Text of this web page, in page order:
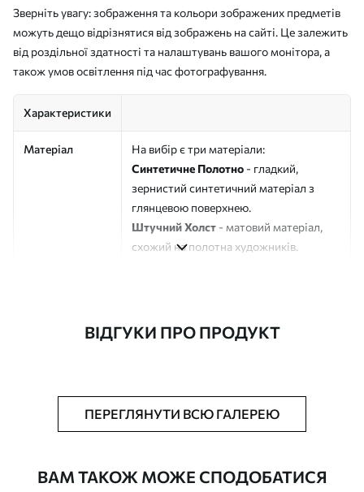
Зверніть увагу: зображення та кольори зображених предметів
можуть дещо відрізнятися від зображень на сайті. Це залежить
від роздільної здатності та налаштувань вашого монітора, а
також умов освітлення під час фотографування.
Характеристики
Матеріал
На вибір є три матеріали:
Синтетичне Полотно - гладкий,
зернистий синтетичний матеріал з
глянцевою поверхнею.
Штучний Холст - матовий матеріал,
схожий на полотна художників.
Додатково Можна додати лакове покриття.
ВІДГУКИ ПРО ПРОДУКТ
ПЕРЕГЛЯНУТИ ВСЮ ГАЛЕРЕЮ
ВАМ ТАКОЖ МОЖЕ СПОДОБАТИСЯ